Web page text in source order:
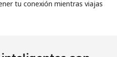
tu conexión mientras viajas